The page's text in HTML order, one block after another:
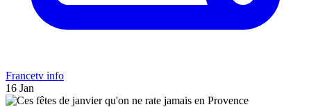
Francetv info
16 Jan